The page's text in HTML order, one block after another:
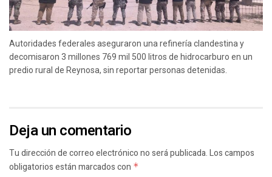
Autoridades federales aseguraron una refinería clandestina y
decomisaron 3 millones 769 mil 500 litros de hidrocarburo en un
predio rural de Reynosa, sin reportar personas detenidas.
Deja un comentario
Tu dirección de correo electrónico no será publicada.Los campos
obligatorios están marcados con *